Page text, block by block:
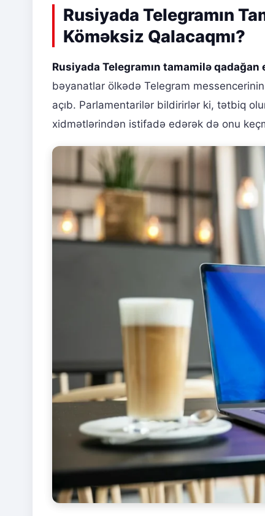
Rusiyada Telegramın
Köməksiz Qalacaqmı?
Rusiyada Telegramın tamamilə qadağan
bəyanatlar ölkədə Telegram
açıb. Parlamentarilər bildirirlər ki, tətbiq
xidmətlərindən istifadə edərək də onu